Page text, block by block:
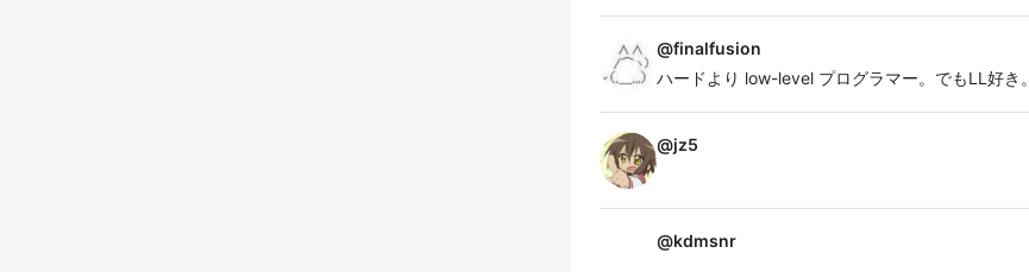
@finalfusion
ハードより low-level プログラマー。でもLL好き。
@jz5
@kdmsnr